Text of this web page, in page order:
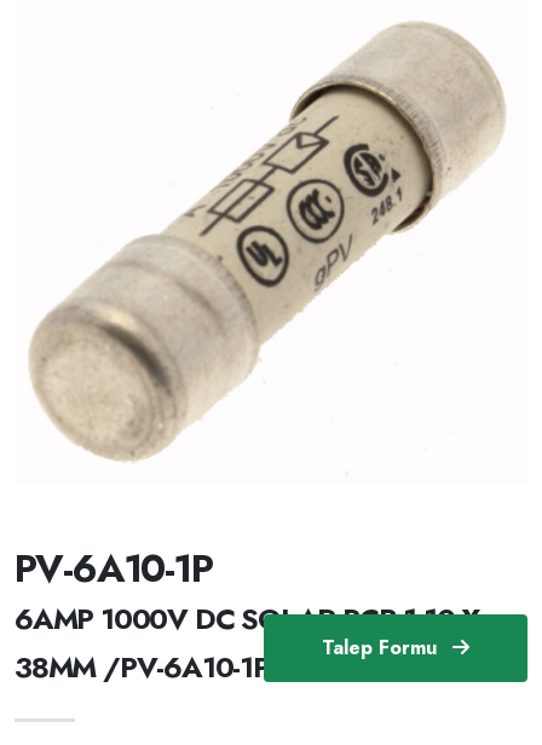
Talep Formu
PV-6A10-1P
6AMP 1000V DC SOLAR PCB-1 10 X
38MM /PV-6A10-1P